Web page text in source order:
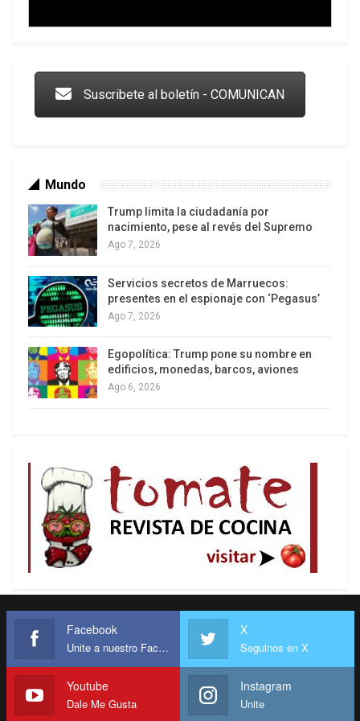
Los latinos le van dando la espalda a Trump
Suscribete al boletín - COMUNICAN
Mundo
Trump limita la ciudadanía por
nacimiento, pese al revés del Supremo
Ago 7, 2026
Servicios secretos de Marruecos:
presentes en el espionaje con ‘Pegasus’
Ago 7, 2026
Egopolítica: Trump pone su nombre en
edificios, monedas, barcos, aviones
Ago 6, 2026
Facebook
Unite a nuestro Facebook
X
Seguinos en X
Youtube
Dale Me Gusta
Instagram
Unite